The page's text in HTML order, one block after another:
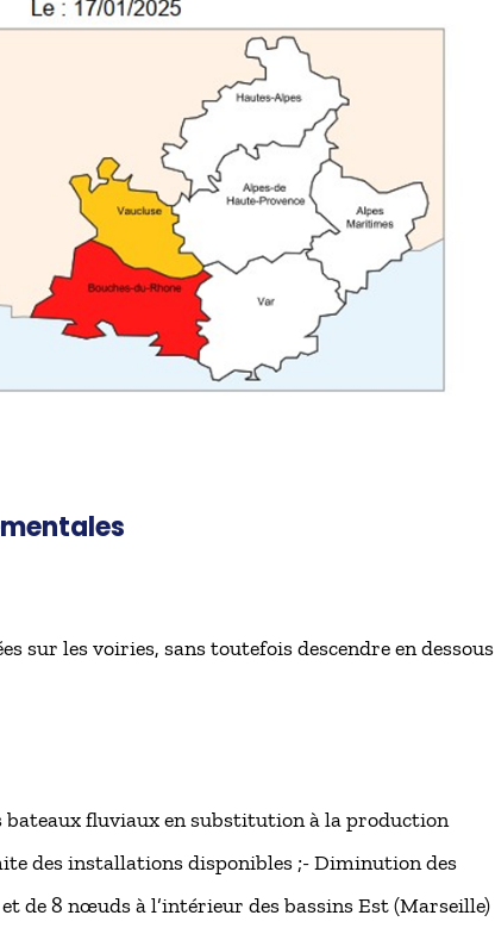
sur les voiries, sans toutefois descendre en dessous
bateaux fluviaux en substitution à la production
des installations disponibles ;- Diminution des
de 8 nœuds à l’intérieur des bassins Est (Marseille)